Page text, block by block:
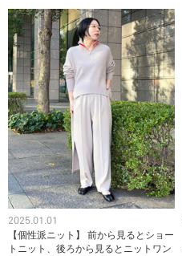
2025.01.01
【個性派ニット】 前から見るとショー
トニット、後ろから見るとニットワン